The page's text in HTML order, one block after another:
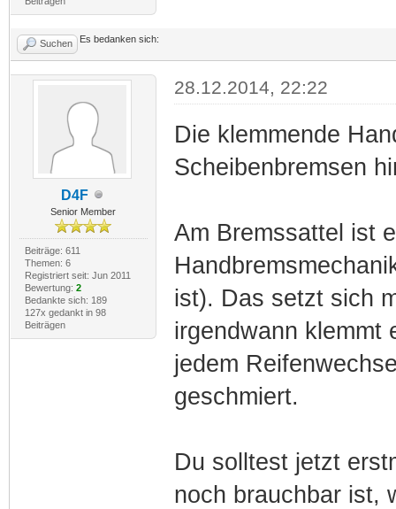
Suchen Es bedanken sich:
D4F
Senior Member
Beiträge: 611
Themen: 6
Registriert seit: Jun 2011
Bewertung: 2
Bedankte sich: 189
127x gedankt in 98
Beiträgen
28.12.2014, 22:22
Die klemmende
Scheibenbremsen
Am Bremssattel ist
ist). Das setzt sich
irgendwann klemmt
jedem
geschmiert.
Du solltest jetzt
noch brauchbar ist,